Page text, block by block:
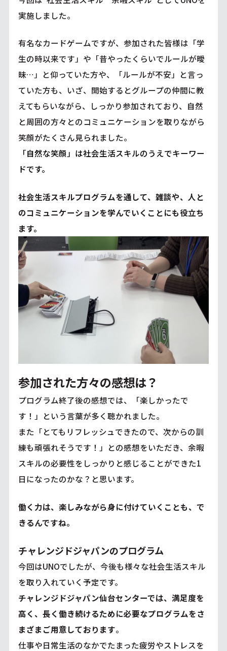
実施しました。
有名なカードゲームですが、参加された皆様は「学
生の時以来です」や「昔やったくらいでルールが曖
昧…」と仰っていた方や、「ルールが不安」と言っ
ていた方も、いざ、開始するとグループの仲間に教
えてもらいながら、しっかり参加されており、自然
と周囲の方々とのコミュニケーションを取りながら
笑顔がたくさん見られました。
「自然な笑顔」は社会生活スキルのうえでキーワー
ドです。
社会生活スキルプログラムを通して、雑談や、人と
のコミュニケーションを学んでいくことにも役立ち
ます。
参加された方々の感想は？
プログラム終了後の感想では、「楽しかったで
す！」という言葉が多く聴かれました。
また「とてもリフレッシュできたので、次からの訓
練も頑張れそうです！」との感想をいただき、余暇
スキルの必要性をしっかりと感じることができた1
日になったのかな？と思います。
働く力は、楽しみながら身に付けていくことも、で
きるんですね。
チャレンジドジャパンのプログラム
今回はUNOでしたが、今後も様々な社会生活スキル
を取り入れていく予定です。
チャレンジドジャパン仙台センターでは、満足度を
高く、長く働き続けるために必要なプログラムをさ
まざまご用意しております。
仕事や日常生活のなかでたまった疲労やストレスを